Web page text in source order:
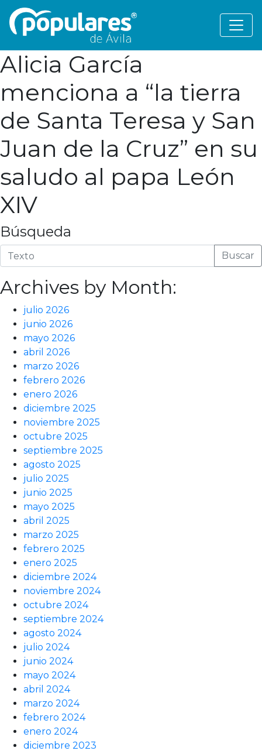
Alicia García
menciona a “la tierra
de Santa Teresa y San
Juan de la Cruz” en su
saludo al papa León
XIV
Búsqueda
Buscar
Archives by Month:
julio 2026
junio 2026
mayo 2026
abril 2026
marzo 2026
febrero 2026
enero 2026
diciembre 2025
noviembre 2025
octubre 2025
septiembre 2025
agosto 2025
julio 2025
junio 2025
mayo 2025
abril 2025
marzo 2025
febrero 2025
enero 2025
diciembre 2024
noviembre 2024
octubre 2024
septiembre 2024
agosto 2024
julio 2024
junio 2024
mayo 2024
abril 2024
marzo 2024
febrero 2024
enero 2024
diciembre 2023